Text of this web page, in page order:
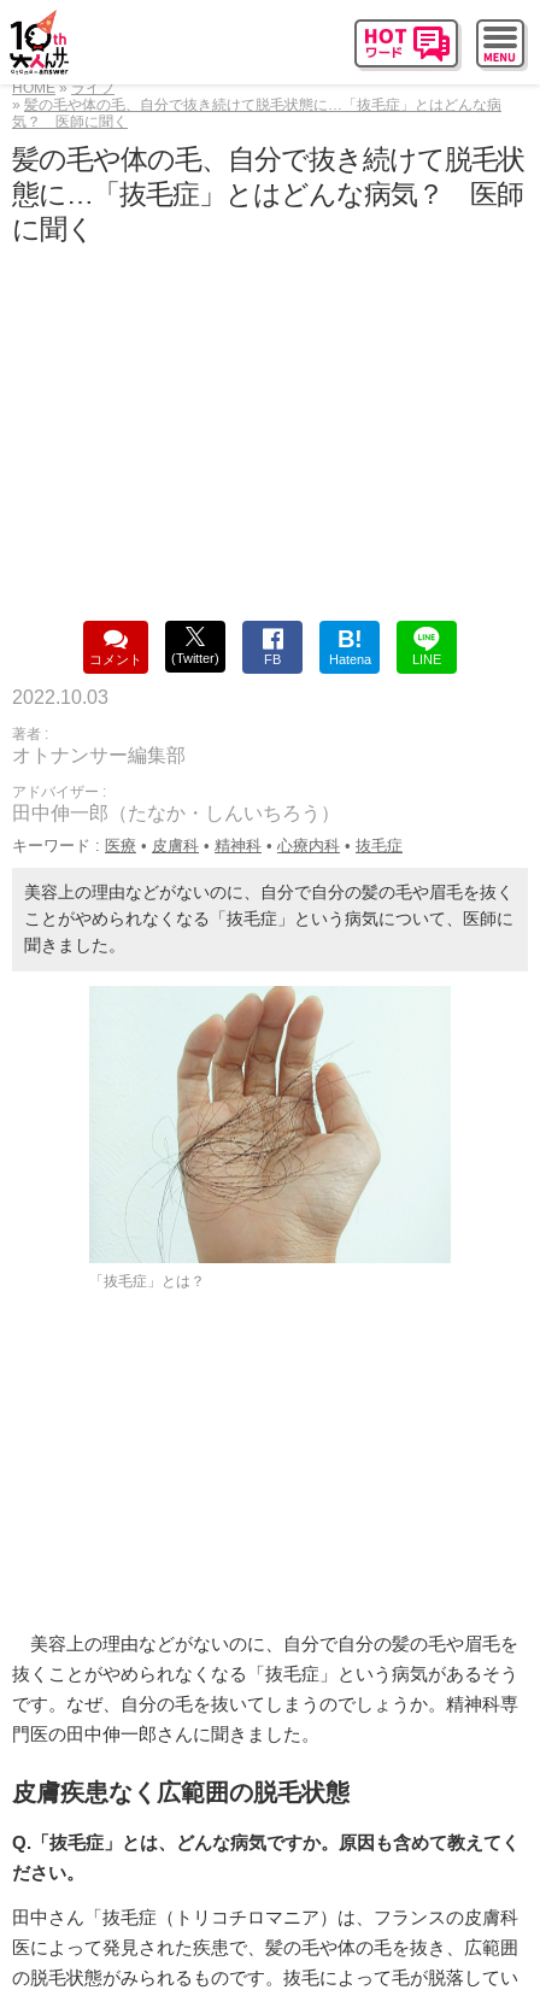
HOME
ライフ
髪の毛や体の毛、自分で抜き続けて脱毛状態に…「抜毛症」とはどんな病
気？ 医師に聞く
髪の毛や体の毛、自分で抜き続けて脱毛状
態に…「抜毛症」とはどんな病気？ 医師
に聞く
コメント (Twitter) FB
B!
Hatena LINE
2022.10.03
著者 :
オトナンサー編集部
アドバイザー :
田中伸一郎（たなか・しんいちろう）
キーワード : 医療 • 皮膚科 • 精神科 • 心療内科 • 抜毛症
美容上の理由などがないのに、自分で自分の髪の毛や眉毛を抜く
ことがやめられなくなる「抜毛症」という病気について、医師に
聞きました。
「抜毛症」とは？
美容上の理由などがないのに、自分で自分の髪の毛や眉毛を
抜くことがやめられなくなる「抜毛症」という病気があるそう
です。なぜ、自分の毛を抜いてしまうのでしょうか。精神科専
門医の田中伸一郎さんに聞きました。
皮膚疾患なく広範囲の脱毛状態
Q.「抜毛症」とは、どんな病気ですか。原因も含めて教えてく
ださい。
田中さん「抜毛症（トリコチロマニア）は、フランスの皮膚科
医によって発見された疾患で、髪の毛や体の毛を抜き、広範囲
の脱毛状態がみられるものです。抜毛によって毛が脱落してい